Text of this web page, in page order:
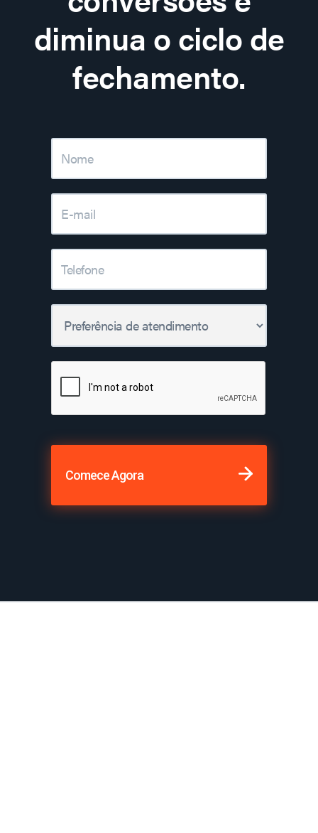
diminua o ciclo de
fechamento.
Comece Agora